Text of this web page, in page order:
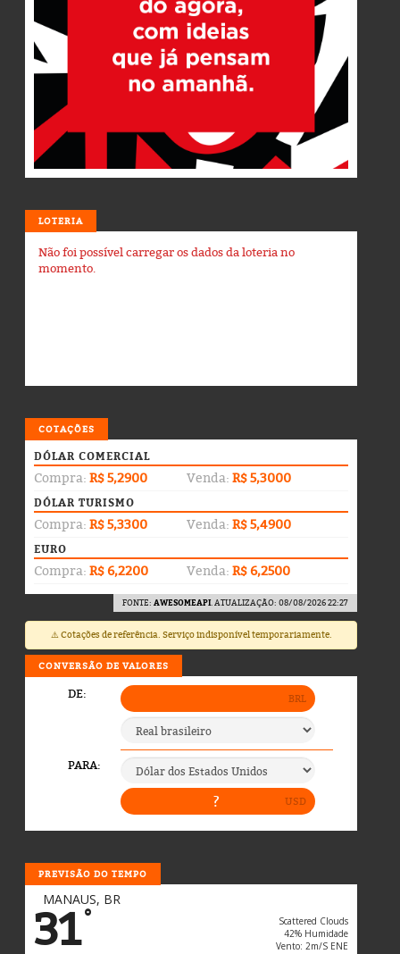
LOTERIA
Não foi possível carregar os dados da loteria no
momento.
COTAÇÕES
DÓLAR COMERCIAL
Compra: R$ 5,2900 Venda: R$ 5,3000
DÓLAR TURISMO
Compra: R$ 5,3300 Venda: R$ 5,4900
EURO
Compra: R$ 6,2200 Venda: R$ 6,2500
FONTE: AWESOMEAPI. ATUALIZAÇÃO: 08/08/2026 22:27
⚠️ Cotações de referência. Serviço indisponível temporariamente.
CONVERSÃO DE VALORES
PREVISÃO DO TEMPO
MANAUS, BR
31°
Scattered Clouds
42% Humidade
Vento: 2m/s ENE